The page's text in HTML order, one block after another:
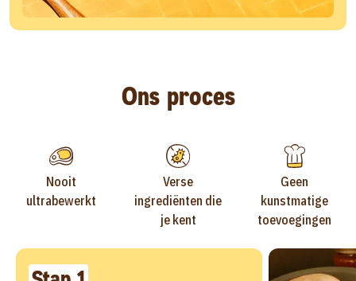
Ons proces
Nooit
ultrabewerkt
Verse
ingrediënten die
je kent
Geen
kunstmatige
toevoegingen